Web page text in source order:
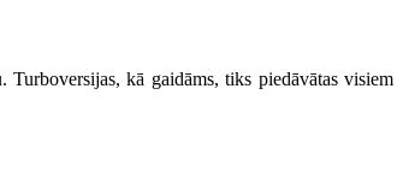
kā gaidāms, tiks piedāvātas visiem